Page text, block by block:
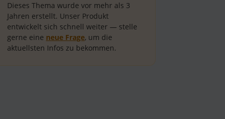
Dieses Thema wurde vor mehr als 3
Jahren erstellt. Unser Produkt
entwickelt sich schnell weiter — stelle
gerne eine neue Frage, um die
aktuellsten Infos zu bekommen.